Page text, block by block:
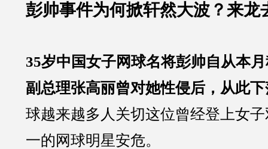
彭帅事件为何掀轩然大波？来龙
35岁中国女子网球名将彭帅自从本
副总理张高丽曾对她性侵后，从此
球越来越多人关切这位曾经登上女
一的网球明星安危。